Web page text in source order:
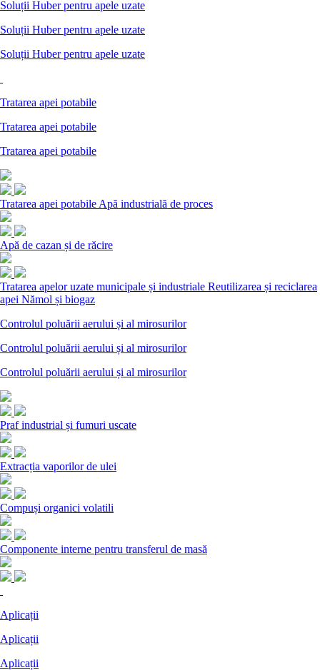
Soluții Huber pentru apele uzate
Soluții Huber pentru apele uzate
Soluții Huber pentru apele uzate
Tratarea apei potabile
Tratarea apei potabile
Tratarea apei potabile
Tratarea apei potabile Apă industrială de proces
Apă de cazan și de răcire
Tratarea apelor uzate municipale și industriale Reutilizarea și reciclarea
apei Nămol și biogaz
Controlul poluării aerului și al mirosurilor
Controlul poluării aerului și al mirosurilor
Controlul poluării aerului și al mirosurilor
Praf industrial și fumuri uscate
Extracția vaporilor de ulei
Compuși organici volatili
Componente interne pentru transferul de masă
Aplicații
Aplicații
Aplicații